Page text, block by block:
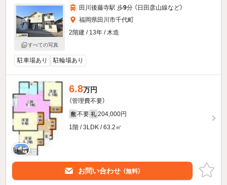
すべての写真
田川後藤寺駅 歩9分 （日田彦山線など）
福岡県田川市千代町
2階建 / 13年 / 木造
駐車場あり 駐輪場あり
6.8万円
（管理費不要）
敷 不要 礼 204,000円
1階 / 3LDK / 63.2㎡
お問い合わせ （無料）